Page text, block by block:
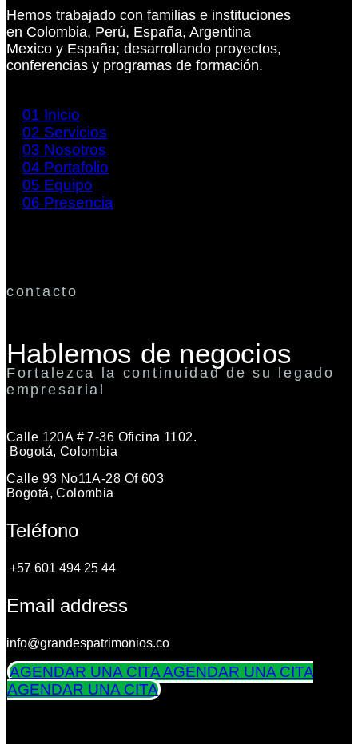
Hemos trabajado con familias e instituciones
en Colombia, Perú, España, Argentina
Mexico y España; desarrollando proyectos,
conferencias y programas de formación.
01 Inicio
02 Servicios
03 Nosotros
04 Portafolio
05 Equipo
06 Presencia
contacto
Hablemos de negocios
Fortalezca la continuidad de su legado
empresarial
Calle 120A # 7-36 Oficina 1102.
Bogotá, Colombia
Calle 93 No11A-28 Of 603
Bogotá, Colombia
Teléfono
+57 601 494 25 44
Email address
info@grandespatrimonios.co
AGENDAR UNA CITAAGENDAR UNA CITA
AGENDAR UNA CITA